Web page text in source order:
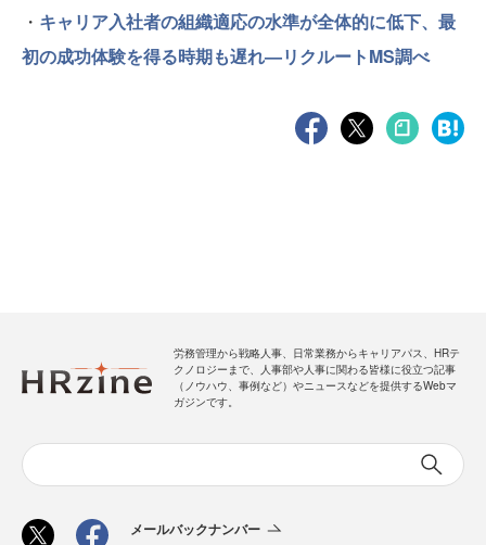
・ キャリア入社者の組織適応の水準が全体的に低下、最
初の成功体験を得る時期も遅れ—リクルートMS調べ
労務管理から戦略人事、日常業務からキャリアパス、HRテ
クノロジーまで、人事部や人事に関わる皆様に役立つ記事
（ノウハウ、事例など）やニュースなどを提供するWebマ
ガジンです。
メールバックナンバー